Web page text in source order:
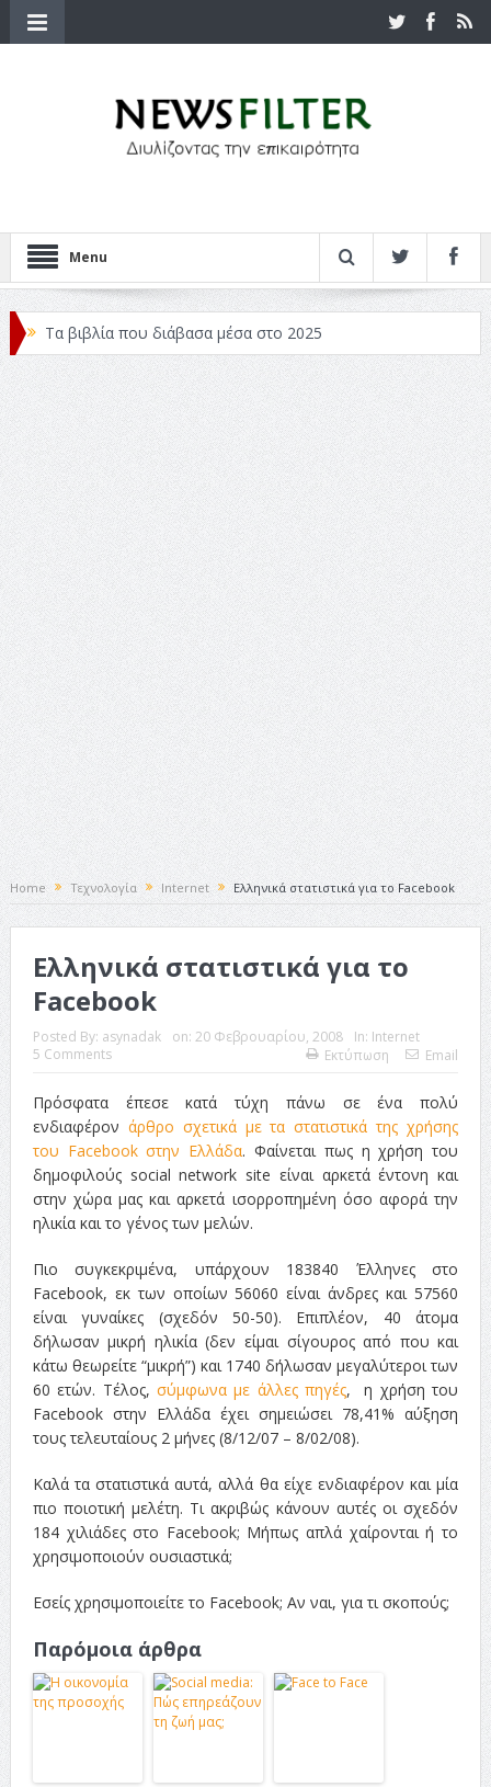
Menu
Τα βιβλία που διάβασα μέσα στο 2025
Κριτικές ταινιών: Ο Ντι Κάπριο και ο Λάνθιμος
Σχεδιασμός που «Μιλάει» Χωρίς Λέξεις
Σπιρτόκουτο: η απόλυτη αντισυμβατική καλοκαιρινή
ταινία
Το Top 5 της εβδομάδας #517
Το νουάρ στον ελληνικό κινηματογράφο
Η Φροντίδα Έχει Πολλές Μορφές: Κι Όλες Σε Αφορούν
Τρία Βήματα Μπροστά για Σένα και την Επιχείρησή σου
Όψεις και Απόψεις
Αξίζει άραγε?
Home Τεχνολογία Internet Ελληνικά στατιστικά για το Facebook
Ελληνικά στατιστικά για το
Facebook
Posted By: asynadak on: 20 Φεβρουαρίου, 2008 In: Internet
5 Comments
Εκτύπωση Email
Πρόσφατα έπεσε κατά τύχη πάνω σε ένα πολύ
ενδιαφέρον άρθρο σχετικά με τα στατιστικά της χρήσης
του Facebook στην Ελλάδα. Φαίνεται πως η χρήση του
δημοφιλούς social network site είναι αρκετά έντονη και
στην χώρα μας και αρκετά ισορροπημένη όσο αφορά την
ηλικία και το γένος των μελών.
Πιο συγκεκριμένα, υπάρχουν 183840 Έλληνες στο
Facebook, εκ των οποίων 56060 είναι άνδρες και 57560
είναι γυναίκες (σχεδόν 50-50). Επιπλέον, 40 άτομα
δήλωσαν μικρή ηλικία (δεν είμαι σίγουρος από που και
κάτω θεωρείτε “μικρή”) και 1740 δήλωσαν μεγαλύτεροι των
60 ετών. Τέλος, σύμφωνα με άλλες πηγές, η χρήση του
Facebook στην Ελλάδα έχει σημειώσει 78,41% αύξηση
τους τελευταίους 2 μήνες (8/12/07 – 8/02/08).
Καλά τα στατιστικά αυτά, αλλά θα είχε ενδιαφέρον και μία
πιο ποιοτική μελέτη. Τι ακριβώς κάνουν αυτές οι σχεδόν
184 χιλιάδες στο Facebook; Μήπως απλά χαίρονται ή το
χρησιμοποιούν ουσιαστικά;
Εσείς χρησιμοποιείτε το Facebook; Αν ναι, για τι σκοπούς;
Παρόμοια άρθρα